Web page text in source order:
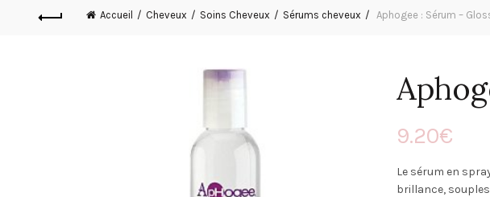
Accueil Cheveux Soins Cheveux Sérums cheveux Aphogee : Sérum –
9.20€
Le sérum en
brillance,